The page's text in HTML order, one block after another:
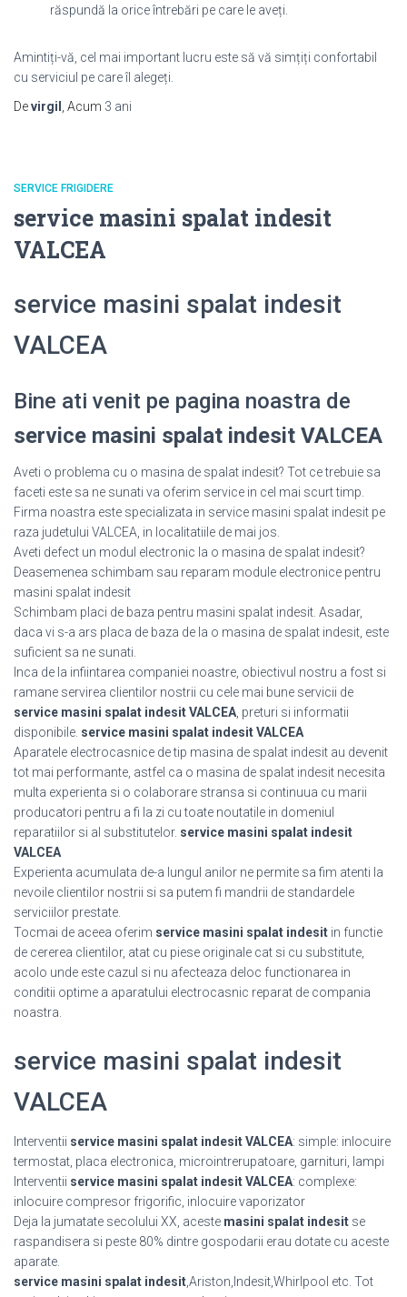
răspundă la orice întrebări pe care le aveți.
Amintiți-vă, cel mai important lucru este să vă simțiți confortabil
cu serviciul pe care îl alegeți.
Devirgil , Acum 3 ani
SERVICE FRIGIDERE
service masini spalat indesit
VALCEA
service masini spalat indesit
VALCEA
Bine ati venit pe pagina noastra de
service masini spalat indesit VALCEA
Aveti o problema cu o masina de spalat indesit? Tot ce trebuie sa
faceti este sa ne sunati va oferim service in cel mai scurt timp.
Firma noastra este specializata in service masini spalat indesit pe
raza judetului VALCEA, in localitatiile de mai jos.
Aveti defect un modul electronic la o masina de spalat indesit?
Deasemenea schimbam sau reparam module electronice pentru
masini spalat indesit
Schimbam placi de baza pentru masini spalat indesit. Asadar,
daca vi s-a ars placa de baza de la o masina de spalat indesit, este
suficient sa ne sunati.
Inca de la infiintarea companiei noastre, obiectivul nostru a fost si
ramane servirea clientilor nostrii cu cele mai bune servicii de
service masini spalat indesit VALCEA , preturi si informatii
disponibile. service masini spalat indesit VALCEA
Aparatele electrocasnice de tip masina de spalat indesit au devenit
tot mai performante, astfel ca o masina de spalat indesit necesita
multa experienta si o colaborare stransa si continuua cu marii
producatori pentru a fi la zi cu toate noutatile in domeniul
reparatiilor si al substitutelor. service masini spalat indesit
VALCEA
Experienta acumulata de-a lungul anilor ne permite sa fim atenti la
nevoile clientilor nostrii si sa putem fi mandrii de standardele
serviciilor prestate.
Tocmai de aceea oferim service masini spalat indesit in functie
de cererea clientilor, atat cu piese originale cat si cu substitute,
acolo unde este cazul si nu afecteaza deloc functionarea in
conditii optime a aparatului electrocasnic reparat de compania
noastra.
service masini spalat indesit
VALCEA
Interventii service masini spalat indesit VALCEA: simple: inlocuire
termostat, placa electronica, microintrerupatoare, garnituri, lampi
Interventii service masini spalat indesit VALCEA: complexe:
inlocuire compresor frigorific, inlocuire vaporizator
Deja la jumatate secolului XX, aceste masini spalat indesit se
raspandisera si peste 80% dintre gospodarii erau dotate cu aceste
aparate.
service masini spalat indesit,Ariston,Indesit,Whirlpool etc. Tot